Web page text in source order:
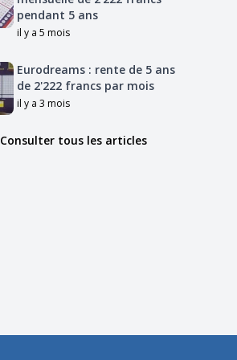
pendant 5 ans
il y a 5 mois
Eurodreams : rente de 5 ans
de 2'222 francs par mois
il y a 3 mois
Consulter tous les articles